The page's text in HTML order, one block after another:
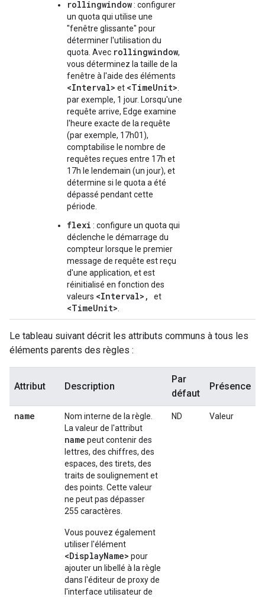
rollingwindow: configurer
un quota qui utilise une
"fenêtre glissante" pour
déterminer l'utilisation du
quota. Avec rollingwindow,
vous déterminez la taille de la
fenêtre à l'aide des éléments
<Interval> et <TimeUnit>
par exemple, 1 jour. Lorsqu'une
requête arrive, Edge examine
l'heure exacte de la requête
(par exemple, 17h01),
comptabilise le nombre de
requêtes reçues entre 17h et
17h le lendemain (un jour), et
détermine si le quota a été
dépassé pendant cette
période.
flexi : configure un quota qui
déclenche le démarrage du
compteur lorsque le premier
message de requête est reçu
d'une application, et est
réinitialisé en fonction des
valeurs <Interval>, et
<TimeUnit>
Le tableau suivant décrit les attributs communs à tous les
éléments parents des règles :
Attribut Description
Par
défaut
Présence
name
Nom interne de la règle.
La valeur de l'attribut
name peut contenir des
lettres, des chiffres, des
espaces, des tirets, des
traits de soulignement et
des points. Cette valeur
ne peut pas dépasser
255 caractères.
Vous pouvez également
utiliser l'élément
<DisplayName> pour
ajouter un libellé à la règle
dans l'éditeur de proxy de
l'interface utilisateur de
ND Valeur